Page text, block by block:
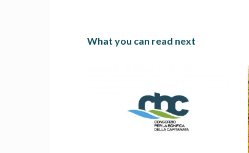
What you can read next